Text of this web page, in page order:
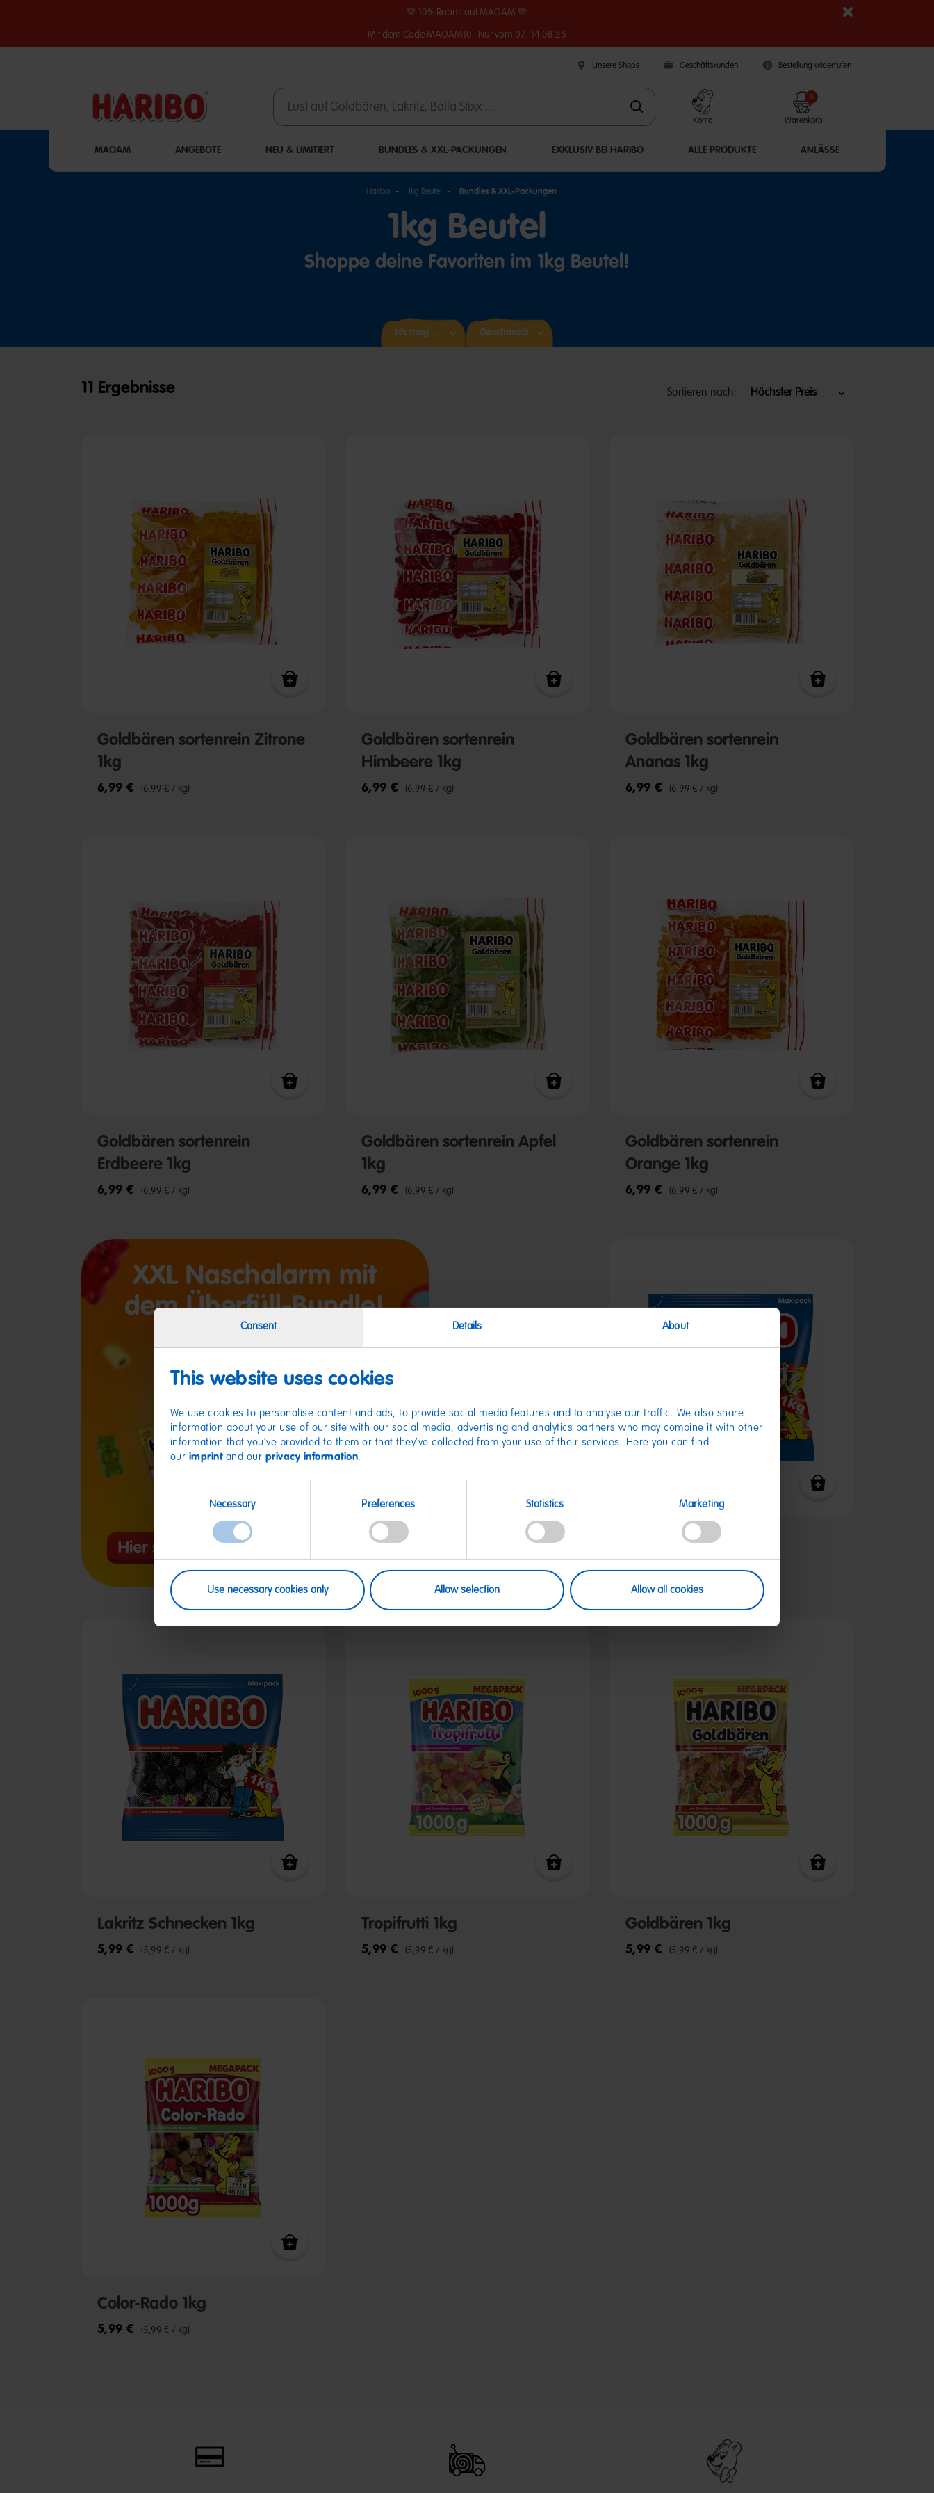
Consent Details About
This website uses cookies
We use cookies to personalise content and ads, to provide social media features and to analyse our traffic. We also share
information about your use of our site with our social media, advertising and analytics partners who may combine it with other
information that you’ve provided to them or that they’ve collected from your use of their services. Here you can find
our imprintand our privacy information.
Necessary Preferences Statistics Marketing
Use necessary cookies only Allow selection Allow all cookies
💛 10% Rabatt auf MAOAM 💛
Mit dem Code MAOAM10 | Nur vom 07.-14.08.26
Unsere Shops Geschäftskunden Bestellung widerrufen
Konto Warenkorb
0
MAOAM ANGEBOTE NEU & LIMITIERT BUNDLES & XXL-PACKUNGEN EXKLUSIV BEI HARIBO ALLE PRODUKTE ANLÄSSE
Haribo 1kg Beutel Bundles & XXL-Packungen
1kg Beutel
Shoppe deine Favoriten im 1kg Beutel!
Ich mag … Geschmack
11 Ergebnisse Sortieren nach:
Goldbären sortenrein Zitrone
1kg
6,99 € (6,99 € / kg)
Goldbären sortenrein
Himbeere 1kg
6,99 € (6,99 € / kg)
Goldbären sortenrein
Ananas 1kg
6,99 € (6,99 € / kg)
Goldbären sortenrein
Erdbeere 1kg
6,99 € (6,99 € / kg)
Goldbären sortenrein Apfel
1kg
6,99 € (6,99 € / kg)
Goldbären sortenrein
Orange 1kg
6,99 € (6,99 € / kg)
Vampire 1kg
5,99 € (5,99 € / kg)
Lakritz Schnecken 1kg
5,99 € (5,99 € / kg)
Tropifrutti 1kg
5,99 € (5,99 € / kg)
Goldbären 1kg
5,99 € (5,99 € / kg)
Color-Rado 1kg
5,99 € (5,99 € / kg)